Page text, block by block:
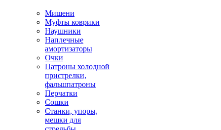
Мишени
Муфты коврики
Наушники
Наплечные
амортизаторы
Очки
Патроны холодной
пристрелки,
фальшпатроны
Перчатки
Сошки
Станки, упоры,
мешки для